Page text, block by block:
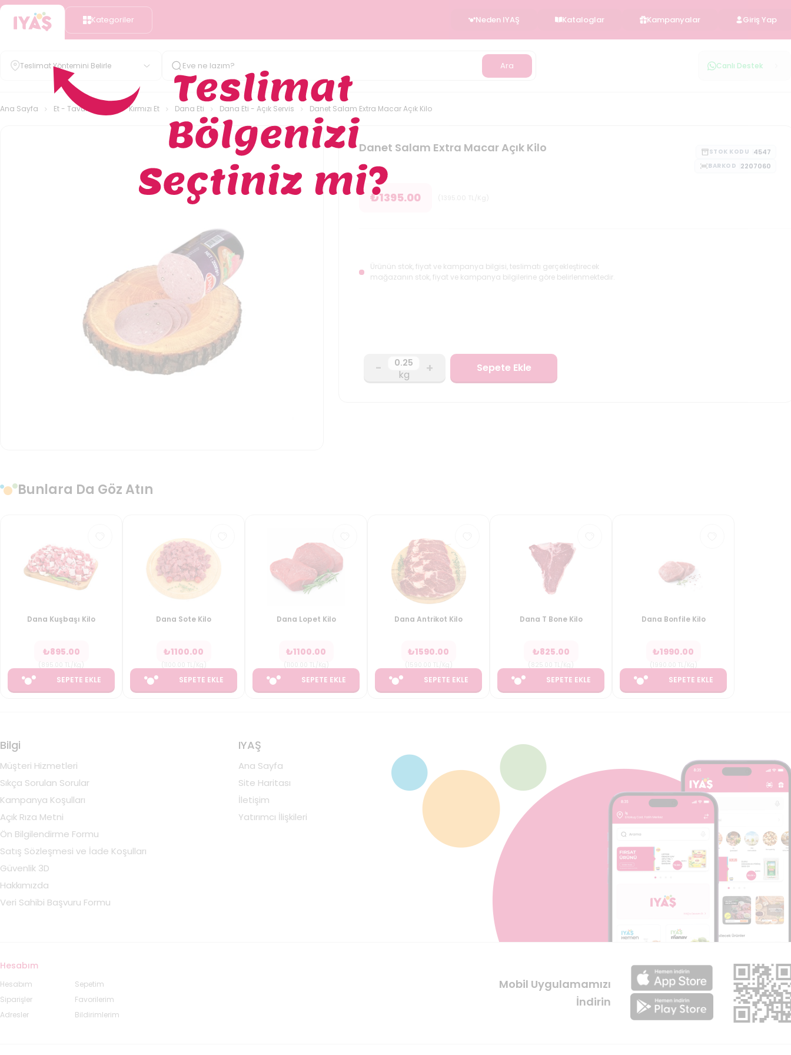
Kategoriler Neden IYAŞ Kataloglar Kampanyalar Giriş Yap
Teslimat Yöntemini Belirle Ara Canlı Destek
Ana Sayfa Et - Tavuk - Balık Kırmızı Et Dana Eti Dana Eti - Açık Servis Danet Salam Extra Macar Açık Kilo
Danet Salam Extra Macar Açık Kilo STOK KODU 4547
BARKOD 2207060
₺1395.00
Ürünün stok, fiyat ve kampanya bilgisi, teslimatı gerçekleştirecek
mağazanın stok, fiyat ve kampanya bilgilerine göre belirlenmektedir.
- kg + Sepete Ekle
Bunlara Da Göz Atın
Dana Kuşbaşı Kilo
₺895.00
SEPETE EKLE
Dana Sote Kilo
₺1100.00
SEPETE EKLE
Dana Lopet Kilo
₺1100.00
SEPETE EKLE
Dana Antrikot Kilo
₺1590.00
SEPETE EKLE
Dana T Bone Kilo
₺825.00
SEPETE EKLE
Dana Bonfile Kilo
₺1990.00
SEPETE EKLE
Bilgi
Müşteri Hizmetleri
Sıkça Sorulan Sorular
Kampanya Koşulları
Açık Rıza Metni
Ön Bilgilendirme Formu
Satış Sözleşmesi ve İade Koşulları
Güvenlik 3D
Hakkımızda
Veri Sahibi Başvuru Formu
IYAŞ
Ana Sayfa
Site Haritası
İletişim
Yatırımcı İlişkileri
Hesabım
Hesabım
Siparişler
Adresler
Sepetim
Favorilerim
Bildirimlerim
Mobil Uygulamamızı
İndirin